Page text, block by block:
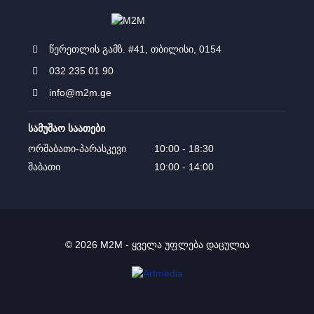
წერეთლის გამზ. #41, თბილისი, 0154
032 235 01 90
info@m2m.ge
სამუშაო საათები
ორშაბათი-პარასკევი
10:00 - 18:30
შაბათი
10:00 - 14:00
© 2026 M2M - ყველა უფლება დაცულია